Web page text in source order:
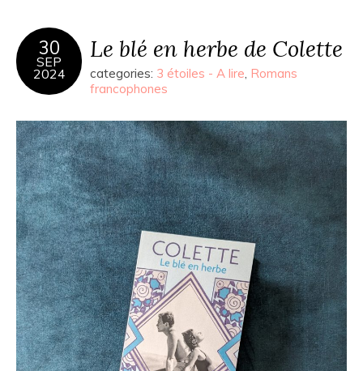
30
SEP
2024
Le blé en herbe de Colette
categories: 3 étoiles - A lire, Romans
francophones